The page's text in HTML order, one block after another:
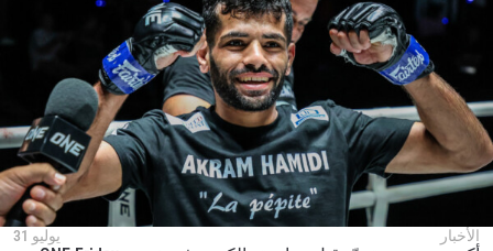
الأخبار يوليو 31